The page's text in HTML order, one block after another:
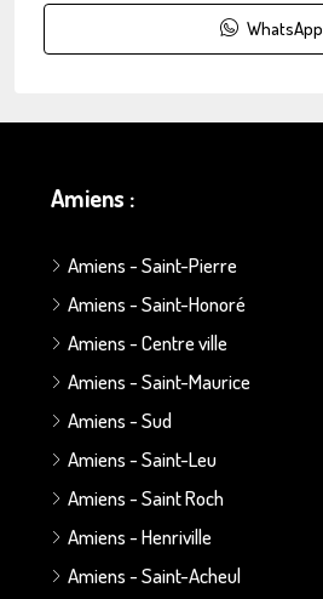
WhatsApp
Amiens :
Amiens - Saint-Pierre
Amiens - Saint-Honoré
Amiens - Centre ville
Amiens - Saint-Maurice
Amiens - Sud
Amiens - Saint-Leu
Amiens - Saint Roch
Amiens - Henriville
Amiens - Saint-Acheul